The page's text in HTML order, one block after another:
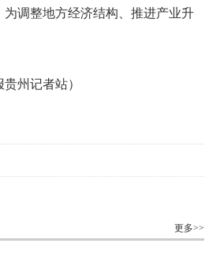
调整地方经济结构、推进产业升
州记者站）
更多>>